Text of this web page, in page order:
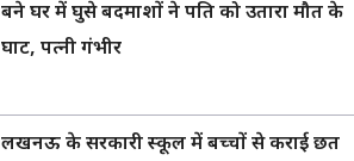
बने घर में घुसे बदमाशों ने पति को उतारा मौत के
घाट, पत्नी गंभीर
लखनऊ के सरकारी स्कूल में बच्चों से कराई छत